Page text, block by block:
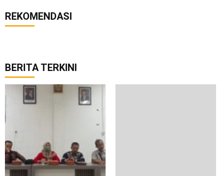
REKOMENDASI
BERITA TERKINI